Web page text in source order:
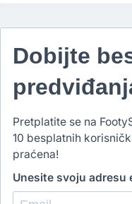
Dobijte
Pretplatite se na
10 besplatnih
praćena!
Unesite svoju